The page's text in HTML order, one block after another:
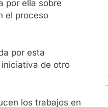
por ella sobre
el proceso
por esta
de otro
los trabajos en